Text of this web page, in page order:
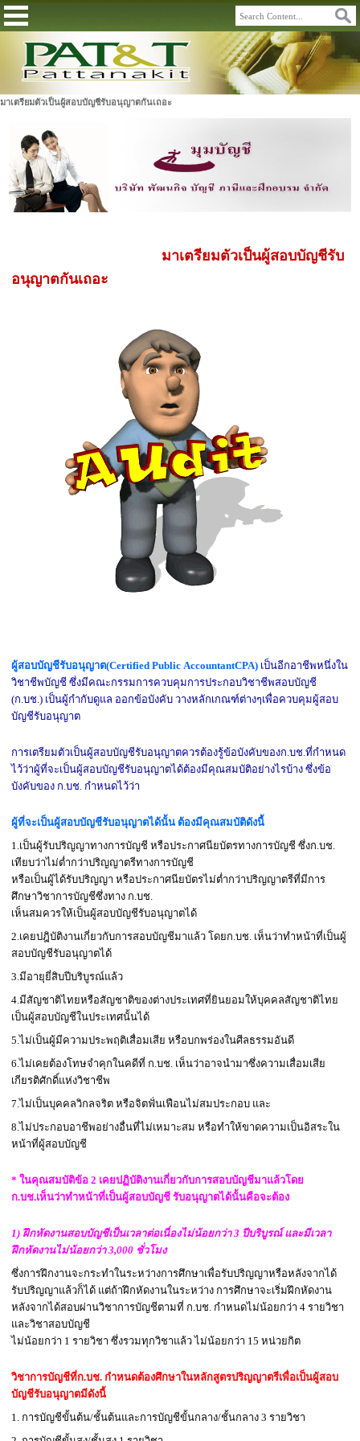
มาเตรียมตัวเป็นผู้สอบบัญชีรับอนุญาตกันเถอะ
มาเตรียมตัวเป็นผู้สอบบัญชีรับ
อนุญาตกันเถอะ
ผู้สอบบัญชีรับอนุญาต(Certified Public AccountantCPA) เป็นอีกอาชีพหนึ่งใน
วิชาชีพบัญชี ซึ่งมีคณะกรรมการควบคุมการประกอบวิชาชีพสอบบัญชี
(ก.บช.) เป็นผู้กำกับดูแล ออกข้อบังคับ วางหลักเกณฑ์ต่างๆเพื่อควบคุมผู้สอบ
บัญชีรับอนุญาต
การเตรียมตัวเป็นผู้สอบบัญชีรับอนุญาตควรต้องรู้ข้อบังคับของก.บช.ที่กำหนด
ไว้ว่าผู้ที่จะเป็นผู้สอบบัญชีรับอนุญาตได้ต้องมีคุณสมบัติอย่างไรบ้าง ซึ่งข้อ
บังคับของ ก.บช. กำหนดไว้ว่า
ผู้ที่จะเป็นผู้สอบบัญชีรับอนุญาตได้นั้น ต้องมีคุณสมบัติดังนี้
1.เป็นผู้รับปริญญาทางการบัญชี หรือประกาศนียบัตรทางการบัญชี ซึ่งก.บช.
เทียบว่าไม่ต่ำกว่าปริญญาตรีทางการบัญชี
หรือเป็นผู้ได้รับปริญญา หรือประกาศนียบัตรไม่ต่ำกว่าปริญญาตรีที่มีการ
ศึกษาวิชาการบัญชีซึ่งทาง ก.บช.
เห็นสมควรให้เป็นผู้สอบบัญชีรับอนุญาตได้
2.เคยปฎิบัติงานเกี่ยวกับการสอบบัญชีมาแล้ว โดยก.บช. เห็นว่าทำหน้าที่เป็นผู้
สอบบัญชีรับอนุญาตได้
3.มีอายุยี่สิบปีบริบูรณ์แล้ว
4.มีสัญชาติไทยหรือสัญชาติของต่างประเทศที่ยินยอมให้บุคคลสัญชาติไทย
เป็นผู้สอบบัญชีในประเทศนั้นได้
5.ไม่เป็นผู้มีความประพฤติเสื่อมเสีย หรือบกพร่องในศีลธรรมอันดี
6.ไม่เคยต้องโทษจำคุกในคดีที่ ก.บช. เห็นว่าอาจนำมาซึ่งความเสื่อมเสีย
เกียรติศักดิ์แห่งวิชาชีพ
7.ไม่เป็นบุคคลวิกลจริต หรือจิตฟั่นเฟือนไม่สมประกอบ และ
8.ไม่ประกอบอาชีพอย่างอื่นที่ไม่เหมาะสม หรือทำให้ขาดความเป็นอิสระใน
หน้าที่ผู้สอบบัญชี
* ในคุณสมบัติข้อ 2 เคยปฏิบัติงานเกี่ยวกับการสอบบัญชีมาแล้วโดย
ก.บช.เห็นว่าทำหน้าที่เป็นผู้สอบบัญชี รับอนุญาตได้นั้นคือจะต้อง
1) ฝึกหัดงานสอบบัญชีเป็นเวลาต่อเนื่องไม่น้อยกว่า 3 ปีบริบูรณ์ และมีเวลา
ฝึกหัดงานไม่น้อยกว่า 3,000 ชั่วโมง
ซึ่งการฝึกงานจะกระทำในระหว่างการศึกษาเพื่อรับปริญญาหรือหลังจากได้
รับปริญญาแล้วก็ได้ แต่ถ้าฝึกหัดงานในระหว่าง การศึกษาจะเริ่มฝึกหัดงาน
หลังจากได้สอบผ่านวิชาการบัญชีตามที่ ก.บช. กำหนดไม่น้อยกว่า 4 รายวิชา
และวิชาสอบบัญชี
ไม่น้อยกว่า 1 รายวิชา ซึ่งรวมทุกวิชาแล้ว ไม่น้อยกว่า 15 หน่วยกิต
วิชาการบัญชีที่ก.บช. กำหนดต้องศึกษาในหลักสูตรปริญญาตรีเพื่อเป็นผู้สอบ
บัญชีรับอนุญาตมีดังนี้
1. การบัญชีขั้นต้น/ชั้นต้นและการบัญชีขั้นกลาง/ชั้นกลาง 3 รายวิชา